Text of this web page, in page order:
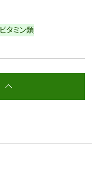
ビタミン類